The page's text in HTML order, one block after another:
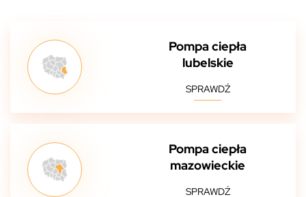
Pompa ciepła
lubelskie
SPRAWDŹ
Pompa ciepła
mazowieckie
SPRAWDŹ